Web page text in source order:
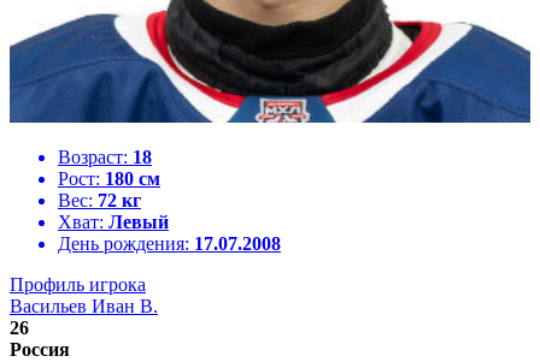
Возраст: 18
Рост: 180 см
Вес: 72 кг
Хват: Левый
День рождения: 17.07.2008
Профиль игрока
Васильев Иван В.
26
Россия